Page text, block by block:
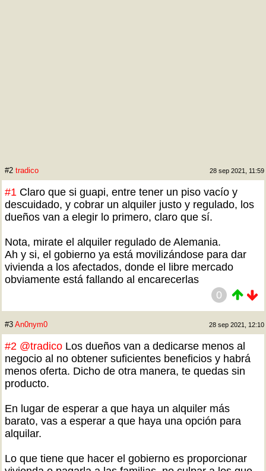
#2 tradico 28 sep 2021, 11:59
#1 Claro que si guapi, entre tener un piso vacío y
descuidado, y cobrar un alquiler justo y regulado, los
dueños van a elegir lo primero, claro que sí.
Nota, mirate el alquiler regulado de Alemania.
Ah y si, el gobierno ya está movilizándose para dar
vivienda a los afectados, donde el libre mercado
obviamente está fallando al encarecerlas
0
#3 An0nym0 28 sep 2021, 12:10
#2 @tradico Los dueños van a dedicarse menos al
negocio al no obtener suficientes beneficios y habrá
menos oferta. Dicho de otra manera, te quedas sin
producto.
En lugar de esperar a que haya un alquiler más
barato, vas a esperar a que haya una opción para
alquilar.
Lo que tiene que hacer el gobierno es proporcionar